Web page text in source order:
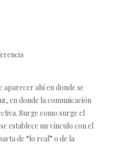
aparecer ahí en donde se
en donde la comunicación
Surge como surge el
establece un vínculo con el
de “lo real” o de la